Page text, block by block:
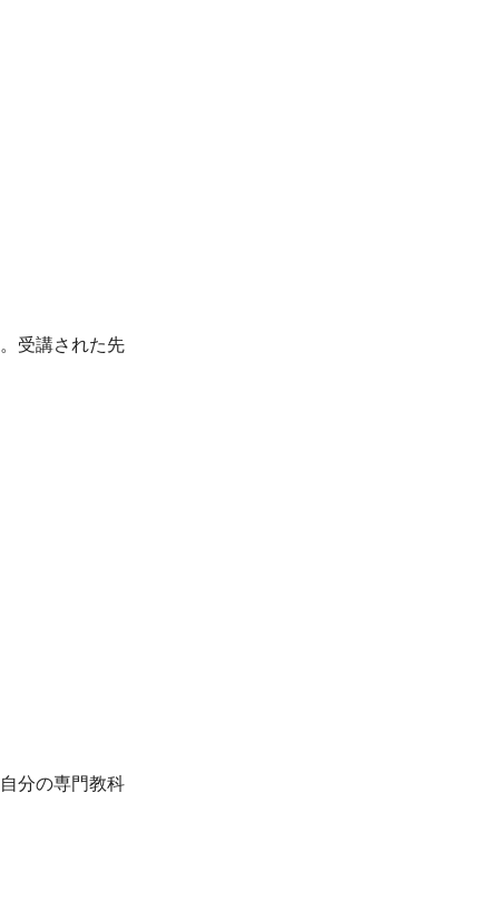
受講された先
分の専門教科